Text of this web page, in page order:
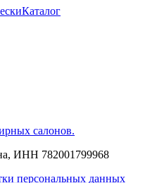
Каталог
салонов.
ИНН 782001799968
персональных данных